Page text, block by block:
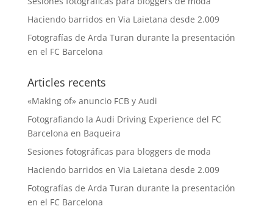
Haciendo barridos en Via Laietana desde 2.009
Fotografías de Arda Turan durante la presentación
en el FC Barcelona
Articles recents
«Making of» anuncio FCB y Audi
Fotografiando la Audi Driving Experience del FC
Barcelona en Baqueira
Sesiones fotográficas para bloggers de moda
Haciendo barridos en Via Laietana desde 2.009
Fotografías de Arda Turan durante la presentación
en el FC Barcelona